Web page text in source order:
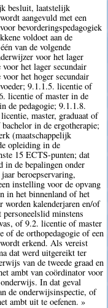
besluit, laatstelijk
aangevuld met een
bevorderingspedagogiek
voldoet aan de
van de volgende
voor het lager
het lager secundair
het hoger secundair
9.1.1.5. licentie of
licentie of master in de
de pedagogie; 9.1.1.8.
master, graduaat of
in de ergotherapie;
(maatschappelijk
opleiding in de
15 ECTS-punten; dat
in de bepalingen onder
beroepservaring,
instelling voor de opvang
in het binnenland of het
worden kalenderjaren en/of
minstens
of 9.2. licentie of master
of de orthopedagogie of een
erkend. Als vereist
dat werd uitgereikt ter
van de tweede graad en
ambt van coördinator voor
In dat geval
de onderwijsinspectie, of
ambt uit te oefenen. »